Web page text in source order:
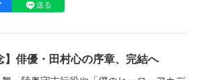
送る
】俳優・田村心の序章、完結へ